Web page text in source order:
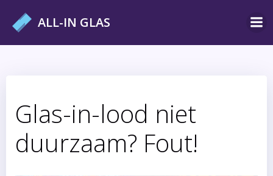
ALL-IN GLAS
Glas-in-lood niet
duurzaam? Fout!